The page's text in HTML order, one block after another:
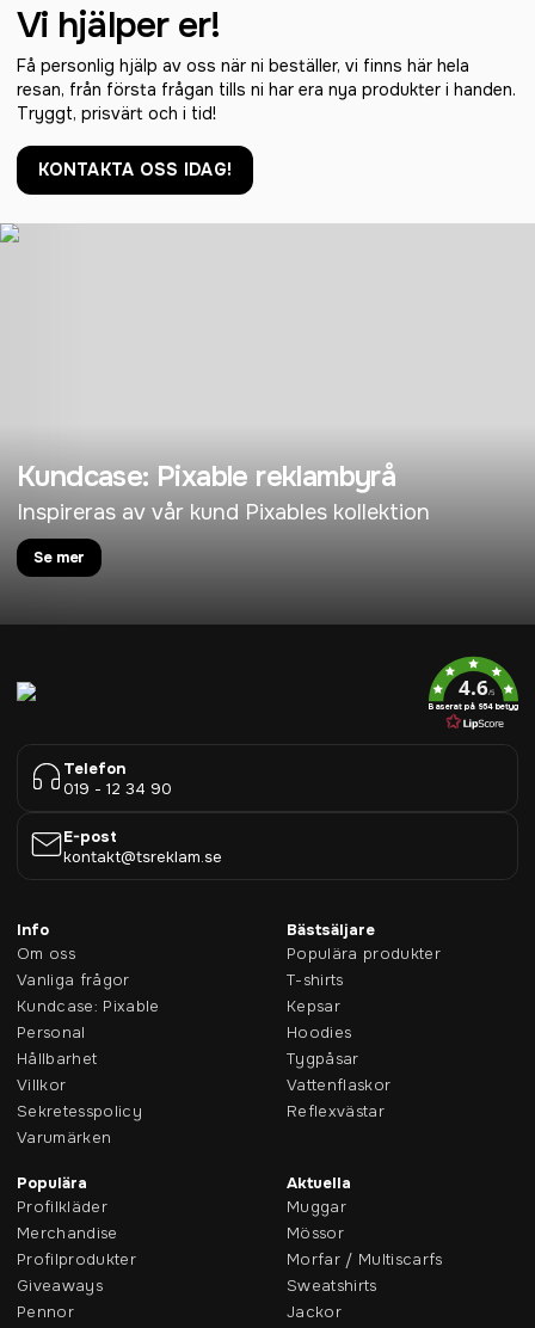
Vi hjälper er!
Få personlig hjälp av oss när ni beställer, vi finns här hela
resan, från första frågan tills ni har era nya produkter i handen.
Tryggt, prisvärt och i tid!
KONTAKTA OSS IDAG!
Kundcase: Pixable reklambyrå
Inspireras av vår kund Pixables kollektion
Se mer
4.6/5
Baserat på 954 betyg
Telefon
019 - 12 34 90
E-post
kontakt@tsreklam.se
Info
Om oss
Vanliga frågor
Kundcase: Pixable
Personal
Hållbarhet
Villkor
Sekretesspolicy
Varumärken
Bästsäljare
Populära produkter
T-shirts
Kepsar
Hoodies
Tygpåsar
Vattenflaskor
Reflexvästar
Populära
Profilkläder
Merchandise
Profilprodukter
Giveaways
Pennor
Aktuella
Muggar
Mössor
Morfar / Multiscarfs
Sweatshirts
Jackor